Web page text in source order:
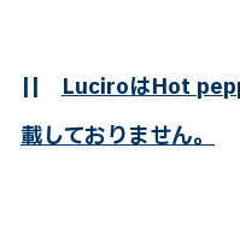
|| LuciroはHot
載しておりません。